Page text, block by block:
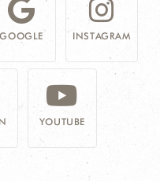
GOOGLE INSTAGRAM
YOUTUBE